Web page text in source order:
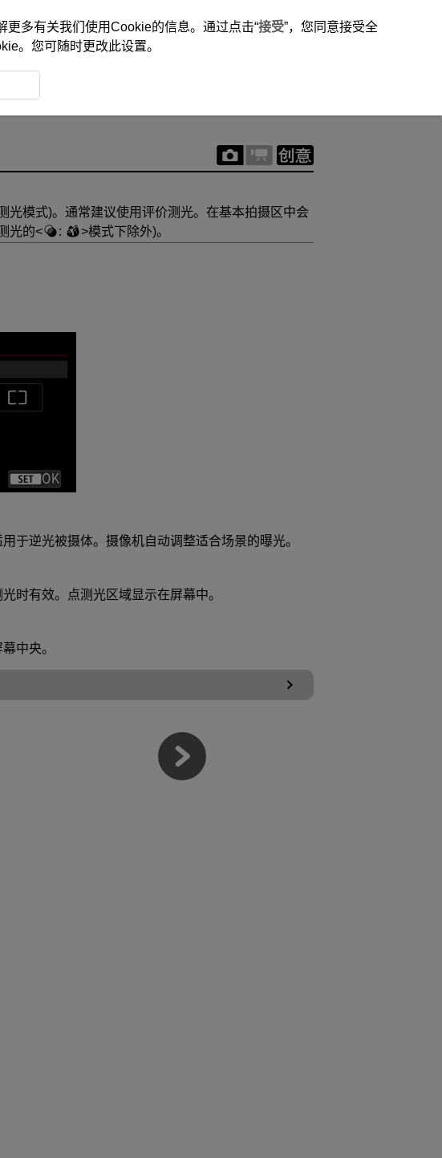
光模式)。通常建议使用评价测光。在基本拍摄区中会
光的
: 模式下除外)。
于逆光被摄体。摄像机自动调整适合场景的曝光。
时有效。点测光区域显示在屏幕中。
中央。
更多有关我们使用Cookie的信息。通过点击“接受”，您同意接受全
。您可随时更改此设置。